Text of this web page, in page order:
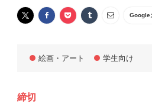
Google
絵画・アート 学生向け
締切